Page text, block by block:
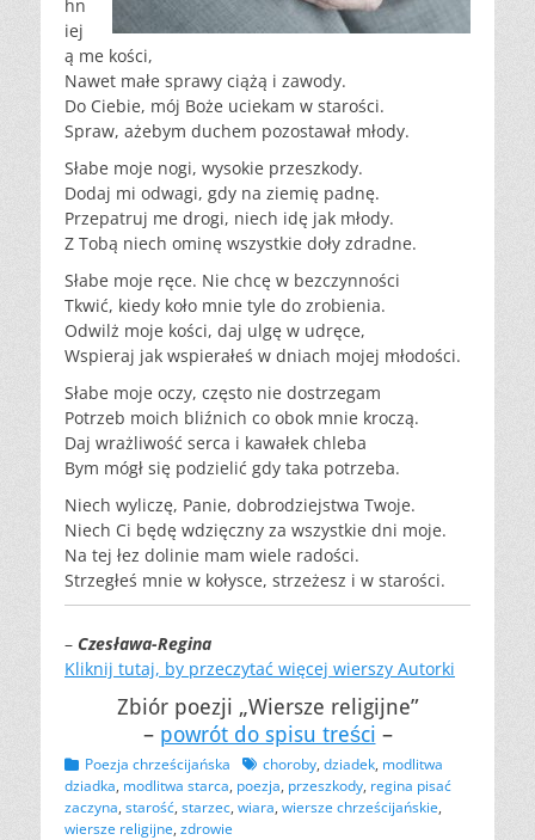
hn
iej
ą me kości,
Nawet małe sprawy ciążą i zawody.
Do Ciebie, mój Boże uciekam w starości.
Spraw, ażebym duchem pozostawał młody.
Słabe moje nogi, wysokie przeszkody.
Dodaj mi odwagi, gdy na ziemię padnę.
Przepatruj me drogi, niech idę jak młody.
Z Tobą niech ominę wszystkie doły zdradne.
Słabe moje ręce. Nie chcę w bezczynności
Tkwić, kiedy koło mnie tyle do zrobienia.
Odwilż moje kości, daj ulgę w udręce,
Wspieraj jak wspierałeś w dniach mojej młodości.
Słabe moje oczy, często nie dostrzegam
Potrzeb moich bliźnich co obok mnie kroczą.
Daj wrażliwość serca i kawałek chleba
Bym mógł się podzielić gdy taka potrzeba.
Niech wyliczę, Panie, dobrodziejstwa Twoje.
Niech Ci będę wdzięczny za wszystkie dni moje.
Na tej łez dolinie mam wiele radości.
Strzegłeś mnie w kołysce, strzeżesz i w starości.
– Czesława-Regina
Kliknij tutaj, by przeczytać więcej wierszy Autorki
Zbiór poezji „Wiersze religijne”
– powrót do spisu treści –
Kategorii
Poezja chrześcijańska Tagówchoroby, dziadek, modlitwa
dziadka, modlitwa starca, poezja, przeszkody, regina pisać
zaczyna, starość, starzec, wiara, wiersze chrześcijańskie,
wiersze religijne, zdrowie